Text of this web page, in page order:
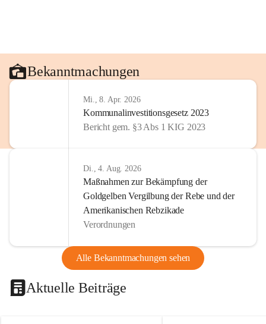
Bekanntmachungen
Mi., 8. Apr. 2026
Kommunalinvestitionsgesetz 2023
Bericht gem. §3 Abs 1 KIG 2023
Di., 4. Aug. 2026
Maßnahmen zur Bekämpfung der
Goldgelben Vergilbung der Rebe und der
Amerikanischen Rebzikade
Verordnungen
Alle Bekanntmachungen sehen
Aktuelle Beiträge